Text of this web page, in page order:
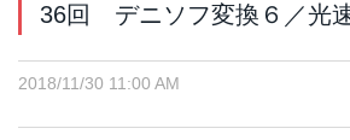
36回 デニソフ変換６／光
2018/11/30 11:00 AM